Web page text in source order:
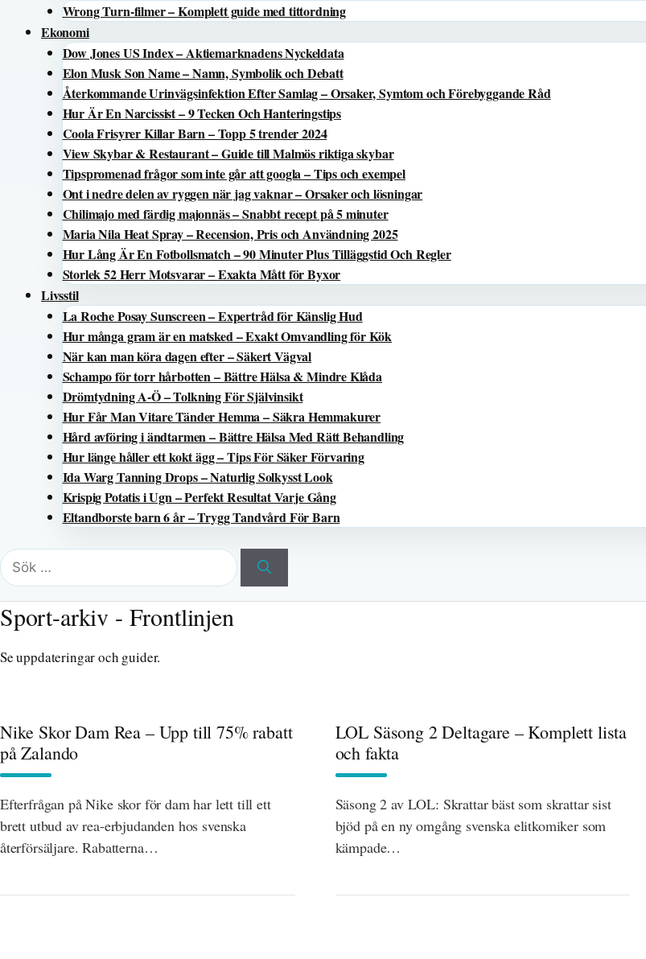
Wrong Turn-filmer – Komplett guide med tittordning
Ekonomi
Dow Jones US Index – Aktiemarknadens Nyckeldata
Elon Musk Son Name – Namn, Symbolik och Debatt
Återkommande Urinvägsinfektion Efter Samlag – Orsaker, Symtom och Förebyggande Råd
Hur Är En Narcissist – 9 Tecken Och Hanteringstips
Coola Frisyrer Killar Barn – Topp 5 trender 2024
View Skybar & Restaurant – Guide till Malmös riktiga skybar
Tipspromenad frågor som inte går att googla – Tips och exempel
Ont i nedre delen av ryggen när jag vaknar – Orsaker och lösningar
Chilimajo med färdig majonnäs – Snabbt recept på 5 minuter
Maria Nila Heat Spray – Recension, Pris och Användning 2025
Hur Lång Är En Fotbollsmatch – 90 Minuter Plus Tilläggstid Och Regler
Storlek 52 Herr Motsvarar – Exakta Mått för Byxor
Livsstil
La Roche Posay Sunscreen – Expertråd för Känslig Hud
Hur många gram är en matsked – Exakt Omvandling för Kök
När kan man köra dagen efter – Säkert Vägval
Schampo för torr hårbotten – Bättre Hälsa & Mindre Klåda
Drömtydning A-Ö – Tolkning För Självinsikt
Hur Får Man Vitare Tänder Hemma – Säkra Hemmakurer
Hård avföring i ändtarmen – Bättre Hälsa Med Rätt Behandling
Hur länge håller ett kokt ägg – Tips För Säker Förvaring
Ida Warg Tanning Drops – Naturlig Solkysst Look
Krispig Potatis i Ugn – Perfekt Resultat Varje Gång
Eltandborste barn 6 år – Trygg Tandvård För Barn
Sök
efter:
Sport-arkiv - Frontlinjen
Se uppdateringar och guider.
Nike Skor Dam Rea – Upp till 75% rabatt
på Zalando
Efterfrågan på Nike skor för dam har lett till ett
brett utbud av rea-erbjudanden hos svenska
återförsäljare. Rabatterna…
LOL Säsong 2 Deltagare – Komplett lista
och fakta
Säsong 2 av LOL: Skrattar bäst som skrattar sist
bjöd på en ny omgång svenska elitkomiker som
kämpade…